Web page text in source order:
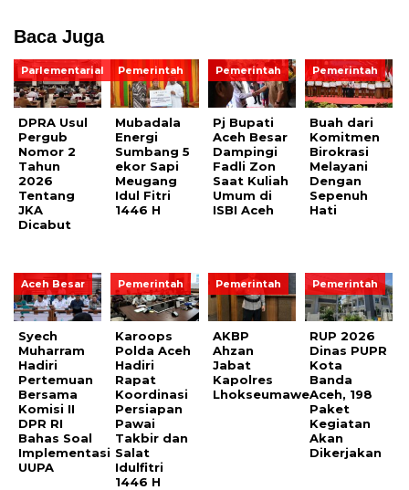
Baca Juga
Parlementarial
DPRA Usul
Pergub
Nomor 2
Tahun
2026
Tentang
JKA
Dicabut
Pemerintah
Mubadala
Energi
Sumbang 5
ekor Sapi
Meugang
Idul Fitri
1446 H
Pemerintah
Pj Bupati
Aceh Besar
Dampingi
Fadli Zon
Saat Kuliah
Umum di
ISBI Aceh
Pemerintah
Buah dari
Komitmen
Birokrasi
Melayani
Dengan
Sepenuh
Hati
Aceh Besar
Syech
Muharram
Hadiri
Pertemuan
Bersama
Komisi II
DPR RI
Bahas Soal
Implementasi
UUPA
Pemerintah
Karoops
Polda Aceh
Hadiri
Rapat
Koordinasi
Persiapan
Pawai
Takbir dan
Salat
Idulfitri
1446 H
Pemerintah
AKBP
Ahzan
Jabat
Kapolres
Lhokseumawe
Pemerintah
RUP 2026
Dinas PUPR
Kota
Banda
Aceh, 198
Paket
Kegiatan
Akan
Dikerjakan